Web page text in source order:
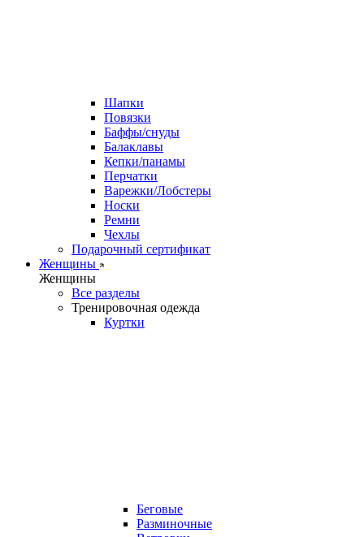
Шапки
Повязки
Баффы/снуды
Балаклавы
Кепки/панамы
Перчатки
Варежки/Лобстеры
Носки
Ремни
Чехлы
Подарочный сертификат
Женщины
Женщины
Все разделы
Тренировочная одежда
Куртки
Беговые
Разминочные